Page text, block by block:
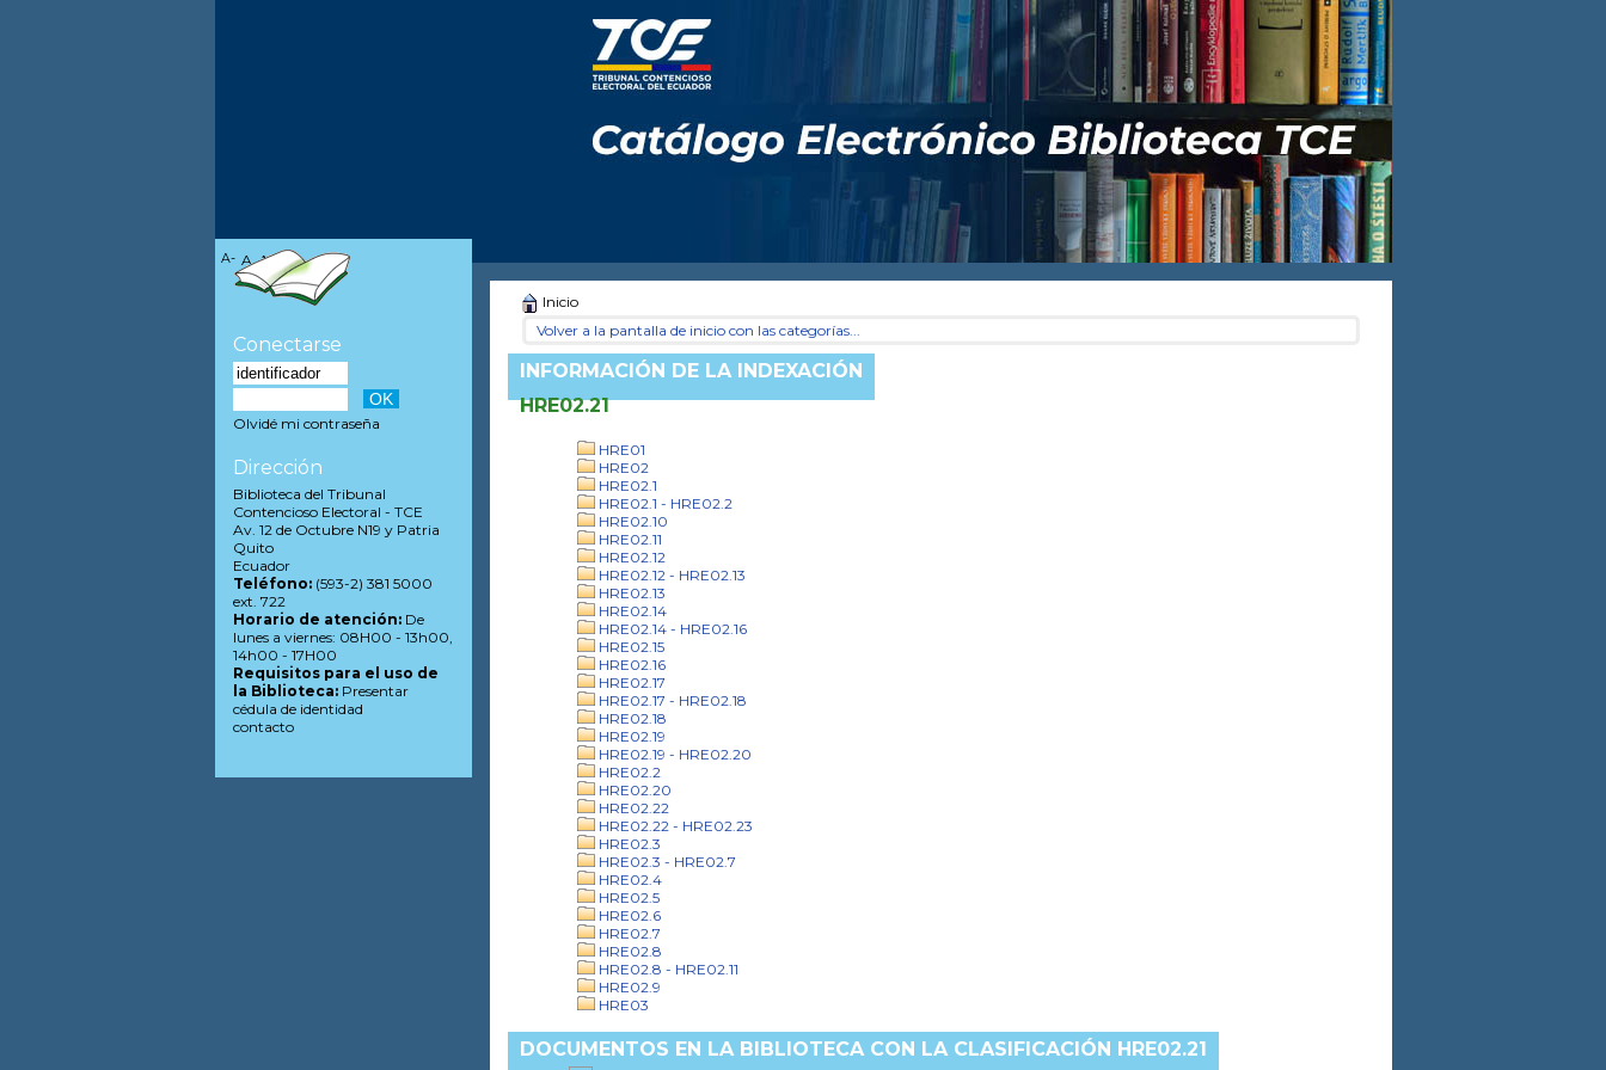
Inicio
Volver a la pantalla de inicio con las categorías...
INFORMACIÓN DE LA INDEXACIÓN
HRE02.21
HRE01
HRE02
HRE02.1
HRE02.1 - HRE02.2
HRE02.10
HRE02.11
HRE02.12
HRE02.12 - HRE02.13
HRE02.13
HRE02.14
HRE02.14 - HRE02.16
HRE02.15
HRE02.16
HRE02.17
HRE02.17 - HRE02.18
HRE02.18
HRE02.19
HRE02.19 - HRE02.20
HRE02.2
HRE02.20
HRE02.22
HRE02.22 - HRE02.23
HRE02.3
HRE02.3 - HRE02.7
HRE02.4
HRE02.5
HRE02.6
HRE02.7
HRE02.8
HRE02.8 - HRE02.11
HRE02.9
HRE03
DOCUMENTOS EN LA BIBLIOTECA CON LA CLASIFICACIÓN HRE02.21
A- A A+
Conectarse
Olvidé mi contraseña
Dirección
Biblioteca del Tribunal
Contencioso Electoral - TCE
Av. 12 de Octubre N19 y Patria
Quito
Ecuador
Teléfono:(593-2) 381 5000
ext. 722
Horario de atención:De
lunes a viernes: 08H00 - 13h00,
14h00 - 17H00
Requisitos para el uso de
la Biblioteca:Presentar
cédula de identidad
contacto